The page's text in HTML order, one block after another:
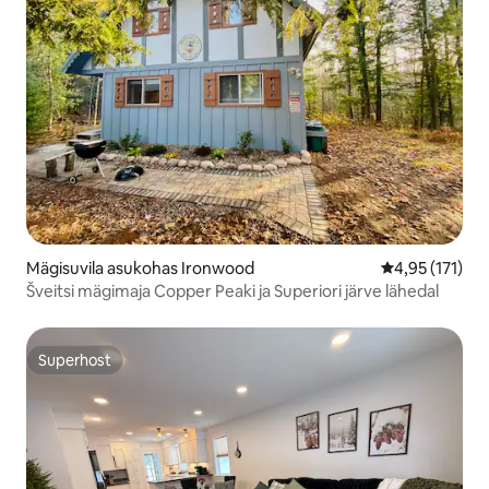
Mägisuvila asukohas Ironwood Keskmine
4,95 (171)
Šveitsi mägimaja Copper Peaki ja Superiori järve lähedal
Superhost
Superhost